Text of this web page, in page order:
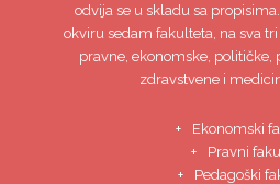
odvija se u skladu sa
okviru sedam fakulteta, na sva
pravne, ekonomske, političke,
zdravstvene i
Ekonomski
Pravni
Pedagoški